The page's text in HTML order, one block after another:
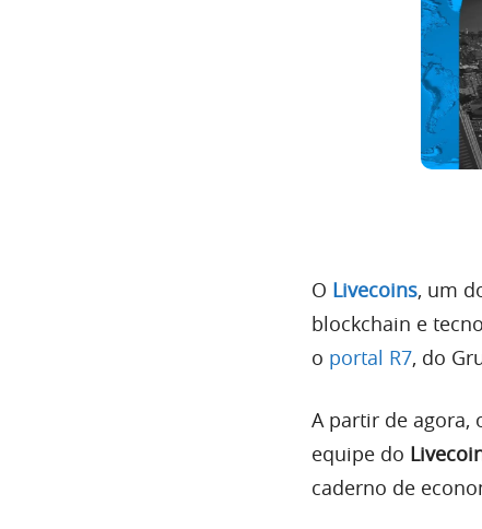
O Livecoins, um
blockchain e
o portal R7, do
A partir de agora,
equipe do
caderno de